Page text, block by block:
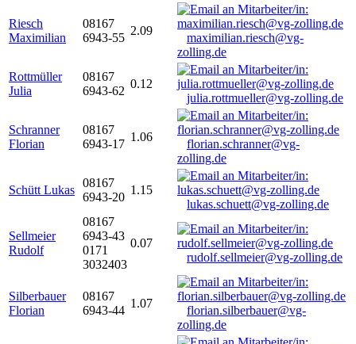
Riesch
Maximilian
08167
6943-55
2.09
maximilian.riesch@vg-
zolling.de
Rottmüller
Julia
08167
6943-62
0.12
julia.rottmueller@vg-zolling.de
Schranner
Florian
08167
6943-17
1.06
florian.schranner@vg-
zolling.de
Schütt Lukas
08167
6943-20
1.15
lukas.schuett@vg-zolling.de
Sellmeier
Rudolf
08167
6943-43
0171
3032403
0.07
rudolf.sellmeier@vg-zolling.de
Silberbauer
Florian
08167
6943-44
1.07
florian.silberbauer@vg-
zolling.de